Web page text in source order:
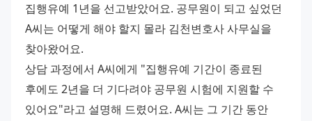
집행유예 1년을 선고받았어요. 공무원이 되고 싶었던
A씨는 어떻게 해야 할지 몰라 김천변호사 사무실을
찾아왔어요.
상담 과정에서 A씨에게 "집행유예 기간이 종료된
후에도 2년을 더 기다려야 공무원 시험에 지원할 수
있어요"라고 설명해 드렸어요. A씨는 그 기간 동안